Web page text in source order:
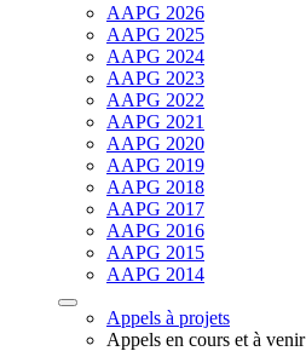
AAPG 2026
AAPG 2025
AAPG 2024
AAPG 2023
AAPG 2022
AAPG 2021
AAPG 2020
AAPG 2019
AAPG 2018
AAPG 2017
AAPG 2016
AAPG 2015
AAPG 2014
Appels à projets
Appels en cours et à venir